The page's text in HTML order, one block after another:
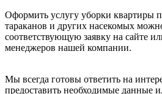
Оформить услугу уборки квартиры
тараканов и других насекомых
соответствующую заявку на сайте
менеджеров нашей компании.
Мы всегда готовы ответить на
предоставить необходимые данные